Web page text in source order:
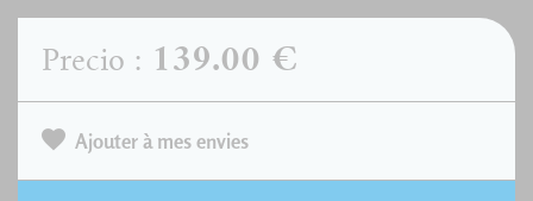
Precio : 139.00 €
Ajouter à mes envies